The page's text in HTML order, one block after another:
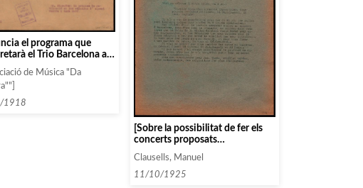
el programa que
el Trio Barcelona al
de Música "Da
1918
[Sobre la possibilitat de fer els
concerts proposats
anteriorment, però uns dies
abans]
Clausells, Manuel
11/10/1925